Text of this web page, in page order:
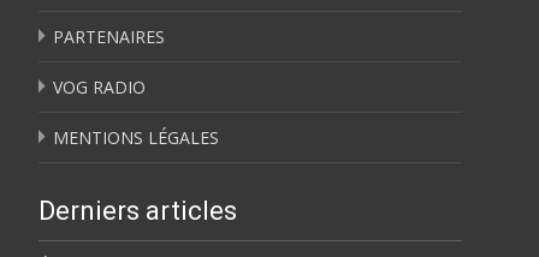
PARTENAIRES
VOG RADIO
MENTIONS LÉGALES
Derniers articles